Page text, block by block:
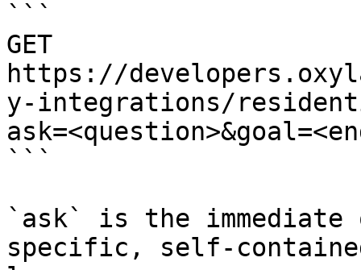
```
GET
https://
y-integrations/
```
`ask` is the
specific, self-